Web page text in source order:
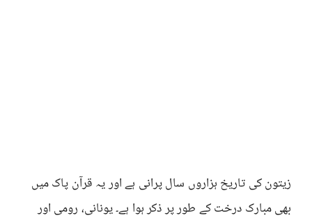
زیتون کی تاریخ ہزاروں سال پرانی ہے اور یہ قرآن پاک میں
بھی مبارک درخت کے طور پر ذکر ہوا ہے۔ یونانی، رومی اور